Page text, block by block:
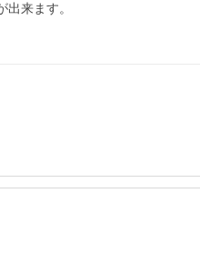
来ます。